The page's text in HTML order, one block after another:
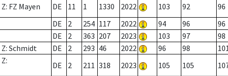
FZ Mayen DE 11 1 1330 2022 103 92 96
DE 2 254 117 2022 94 96 96
DE 2 363 207 2023 103 97 98
Schmidt DE 2 293 46 2022 96 98
DE 2 211 318 2023 105 105